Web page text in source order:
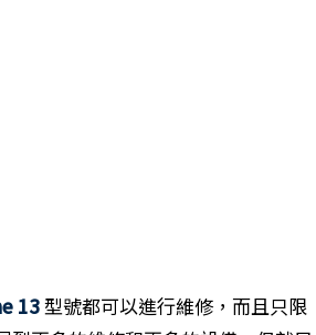
13型號都可以進行維修，而且只限